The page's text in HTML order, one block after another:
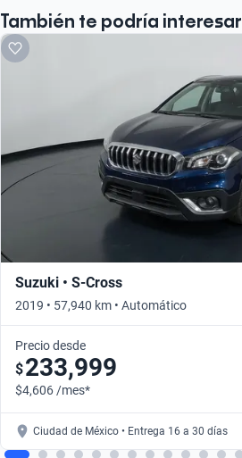
También te podría interesar
Suzuki • S-Cross
2019 • 57,940 km • Automático
Precio desde
$233,999
$4,606 /mes*
Ciudad de México • Entrega 16 a 30 días